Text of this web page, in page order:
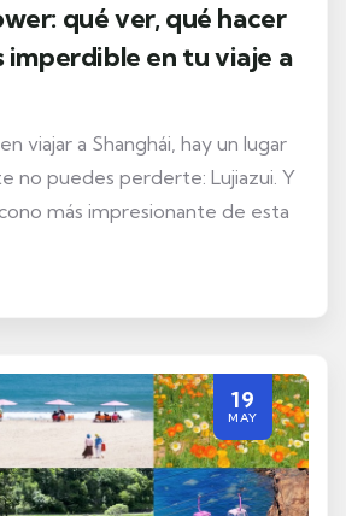
qué ver, qué hacer
imperdible en tu viaje a
viajar a Shanghái, hay un lugar
no puedes perderte: Lujiazui. Y
más impresionante de esta
19
MAY